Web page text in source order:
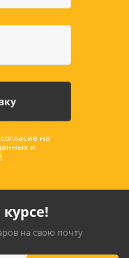
на
и
на свою почту